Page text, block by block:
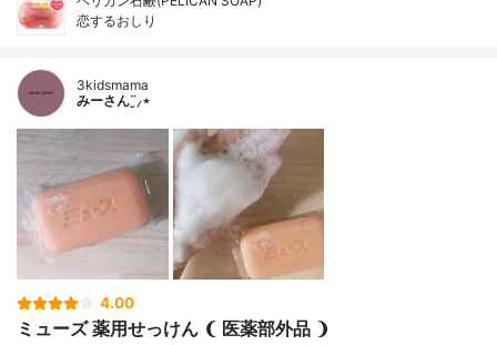
恋するおしり
3kidsmama
みーさん¨̮⸝⋆
4.00
ミューズ 薬用せっけん ❨ 医薬部外品 ❩